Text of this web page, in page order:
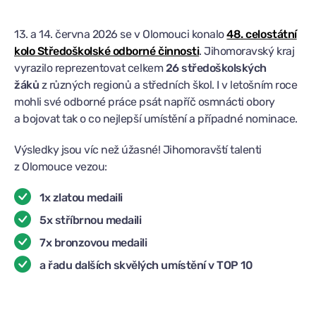
13. a 14. června 2026 se v Olomouci konalo48. celostátní
kolo Středoškolské odborné činnosti. Jihomoravský kraj
vyrazilo reprezentovat celkem26 středoškolských
žáků z různých regionů a středních škol. I v letošním roce
mohli své odborné práce psát napříč osmnácti obory
a bojovat tak o co nejlepší umístění a případné nominace.
Výsledky jsou víc než úžasné! Jihomoravští talenti
z Olomouce vezou:
1x zlatou medaili
5x stříbrnou medaili
7x bronzovou medaili
a řadu dalších skvělých umístění v TOP 10